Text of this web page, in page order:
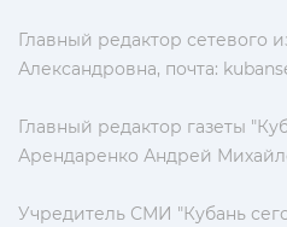
Главный редактор сетевого
Александровна, почта:
Главный редактор газеты
Арендаренко Андрей
Учредитель СМИ "Кубань